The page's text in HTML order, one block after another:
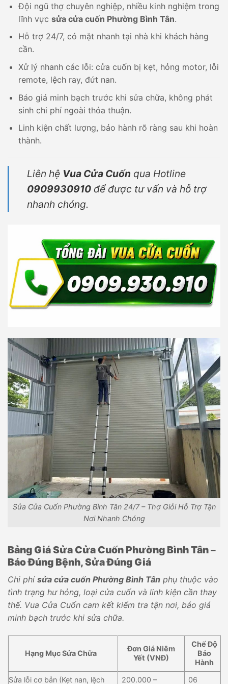
Đội ngũ thợ chuyên nghiệp, nhiều kinh nghiệm trong
lĩnh vực sửa cửa cuốn Phường Bình Tân.
Hỗ trợ 24/7, có mặt nhanh tại nhà khi khách hàng
cần.
Xử lý nhanh các lỗi: cửa cuốn bị kẹt, hỏng motor, lỗi
remote, lệch ray, đứt nan.
Báo giá minh bạch trước khi sửa chữa, không phát
sinh chi phí ngoài thỏa thuận.
Linh kiện chất lượng, bảo hành rõ ràng sau khi hoàn
thành.
Liên hệ Vua Cửa Cuốn qua Hotline
0909930910 để được tư vấn và hỗ trợ
nhanh chóng.
Sửa Cửa Cuốn Phường Bình Tân 24/7 – Thợ Giỏi Hỗ Trợ Tận
Nơi Nhanh Chóng
Bảng Giá Sửa Cửa Cuốn Phường Bình Tân –
Báo Đúng Bệnh, Sửa Đúng Giá
Chi phísửa cửa cuốn Phường Bình Tân phụ thuộc vào
tình trạng hư hỏng, loại cửa cuốn và linh kiện cần thay
thế. Vua Cửa Cuốn cam kết kiểm tra tận nơi, báo giá
minh bạch trước khi sửa chữa.
Hạng Mục Sửa Chữa
Đơn Giá Niêm
Yết (VNĐ)
Chế Độ
Bảo
Hành
Sửa lỗi cơ bản (Kẹt nan, lệch
200.000 – 06